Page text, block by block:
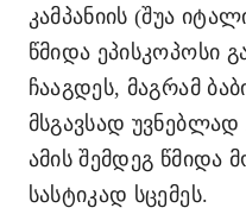
კამპანიის (შუა
წმიდა ეპისკოპოსი
ჩააგდეს, მაგრამ
მსგავსად
ამის შემდეგ წმიდა
სასტიკად სცემეს.